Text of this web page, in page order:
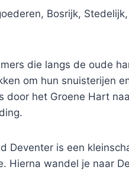
Bosrijk,
die langs de oude
om hun snuisterijen
het Groene Hart
Deventer is een
Hierna wandel je naar